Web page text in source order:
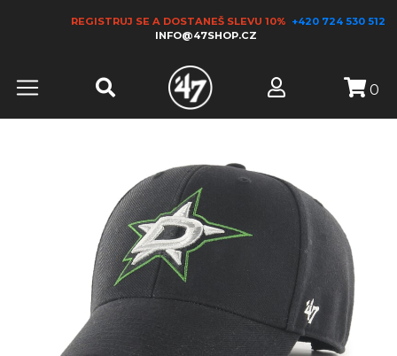
REGISTRUJ SE A DOSTANEŠ SLEVU 10% +420 724 530 512
INFO@47SHOP.CZ
0